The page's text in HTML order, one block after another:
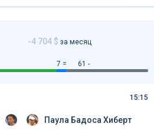
-4 704 $ за месяц
7 = 61 -
15:15
Паула Бадоса Хиберт